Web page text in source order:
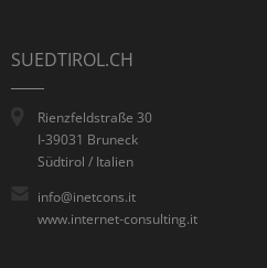
SUEDTIROL.CH
Rienzfeldstraße 30
I-39031 Bruneck
Südtirol / Italien
info@inetcons.it
www.internet-consulting.it